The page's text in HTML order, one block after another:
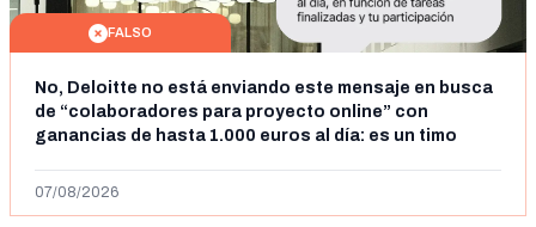
FALSO
No, Deloitte no está enviando este mensaje en busca
de “colaboradores para proyecto online” con
ganancias de hasta 1.000 euros al día: es un timo
07/08/2026